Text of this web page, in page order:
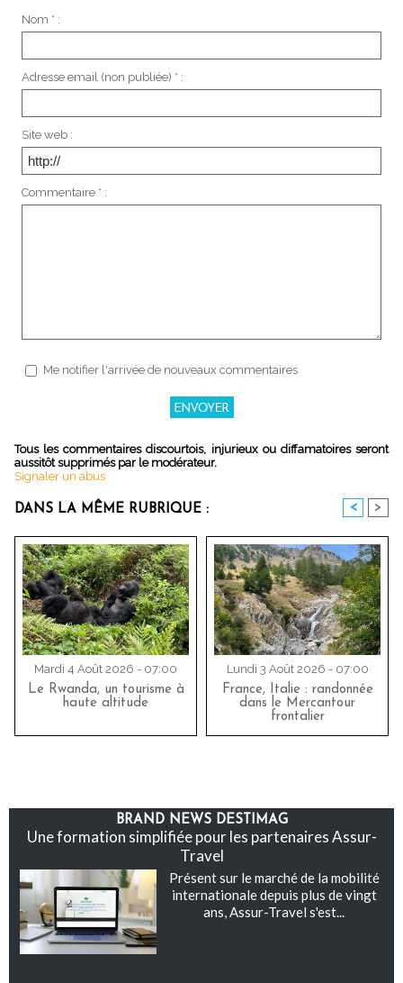
Nom * :
Adresse email (non publiée) * :
Site web :
Commentaire * :
Me notifier l'arrivée de nouveaux commentaires
Tous les commentaires discourtois, injurieux ou diffamatoires seront
aussitôt supprimés par le modérateur.
Signaler un abus
DANS LA MÊME RUBRIQUE : < >
Mardi 4 Août 2026 - 07:00
Le Rwanda, un tourisme à
haute altitude
Lundi 3 Août 2026 - 07:00
France, Italie : randonnée
dans le Mercantour
frontalier
BRAND NEWS DESTIMAG
Une formation simplifiée pour les partenaires Assur-
Travel
Présent sur le marché de la mobilité
internationale depuis plus de vingt
ans, Assur-Travel s'est...